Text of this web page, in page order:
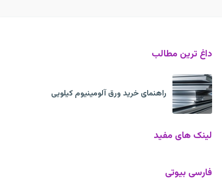
داغ ترین مطالب
راهنمای خرید ورق آلومینیوم کیلویی
لینک های مفید
فارسی بیوتی